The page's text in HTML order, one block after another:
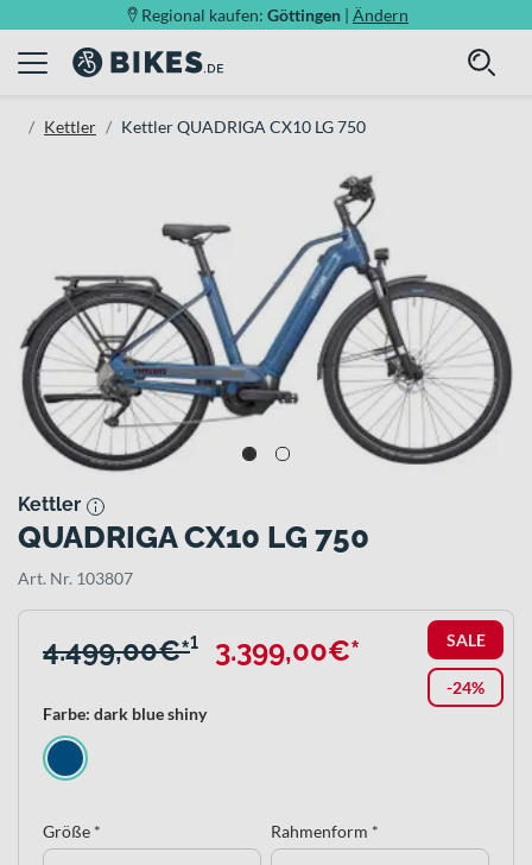
Regional kaufen: Göttingen | Ändern
Kettler Kettler QUADRIGA CX10 LG 750
Kettler
QUADRIGA CX10 LG 750
Art. Nr. 103807
SALE
-24%
4.499,00€*¹ 3.399,00€*
Farbe: dark blue shiny
Größe * Rahmenform *